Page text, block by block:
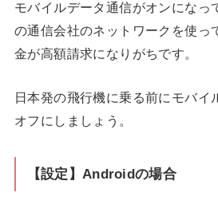
モバイルデータ通信がオンになっ
の通信会社のネットワークを使っ
金が高額請求になりがちです。
日本発の飛行機に乗る前にモバイ
オフにしましょう。
【設定】Androidの場合